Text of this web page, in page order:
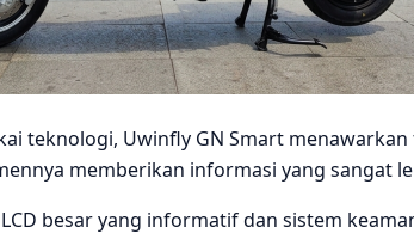
teknologi, Uwinfly GN Smart
memberikan informasi yang sangat
besar yang informatif dan sistem